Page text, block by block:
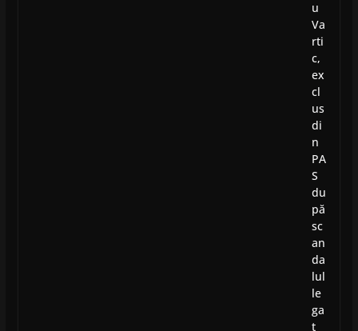
u
Va
rti
c,
ex
cl
us
di
n
PA
S
du
pă
sc
an
da
lul
le
ga
t